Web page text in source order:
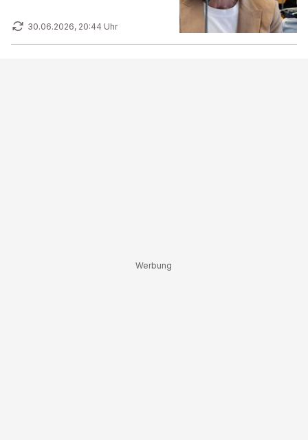
30.06.2026, 20:44 Uhr